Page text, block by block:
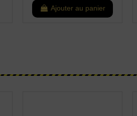
Ajouter au panier